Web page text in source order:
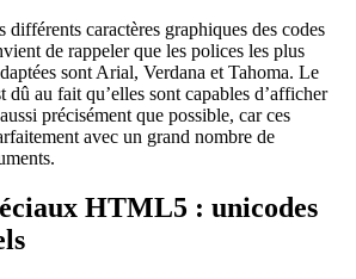
différents caractères graphiques des codes
de rappeler que les polices les plus
sont Arial, Verdana et Tahoma. Le
dû au fait qu’elles sont capables d’afficher
précisément que possible, car ces
avec un grand nombre de
HTML5 : unicodes